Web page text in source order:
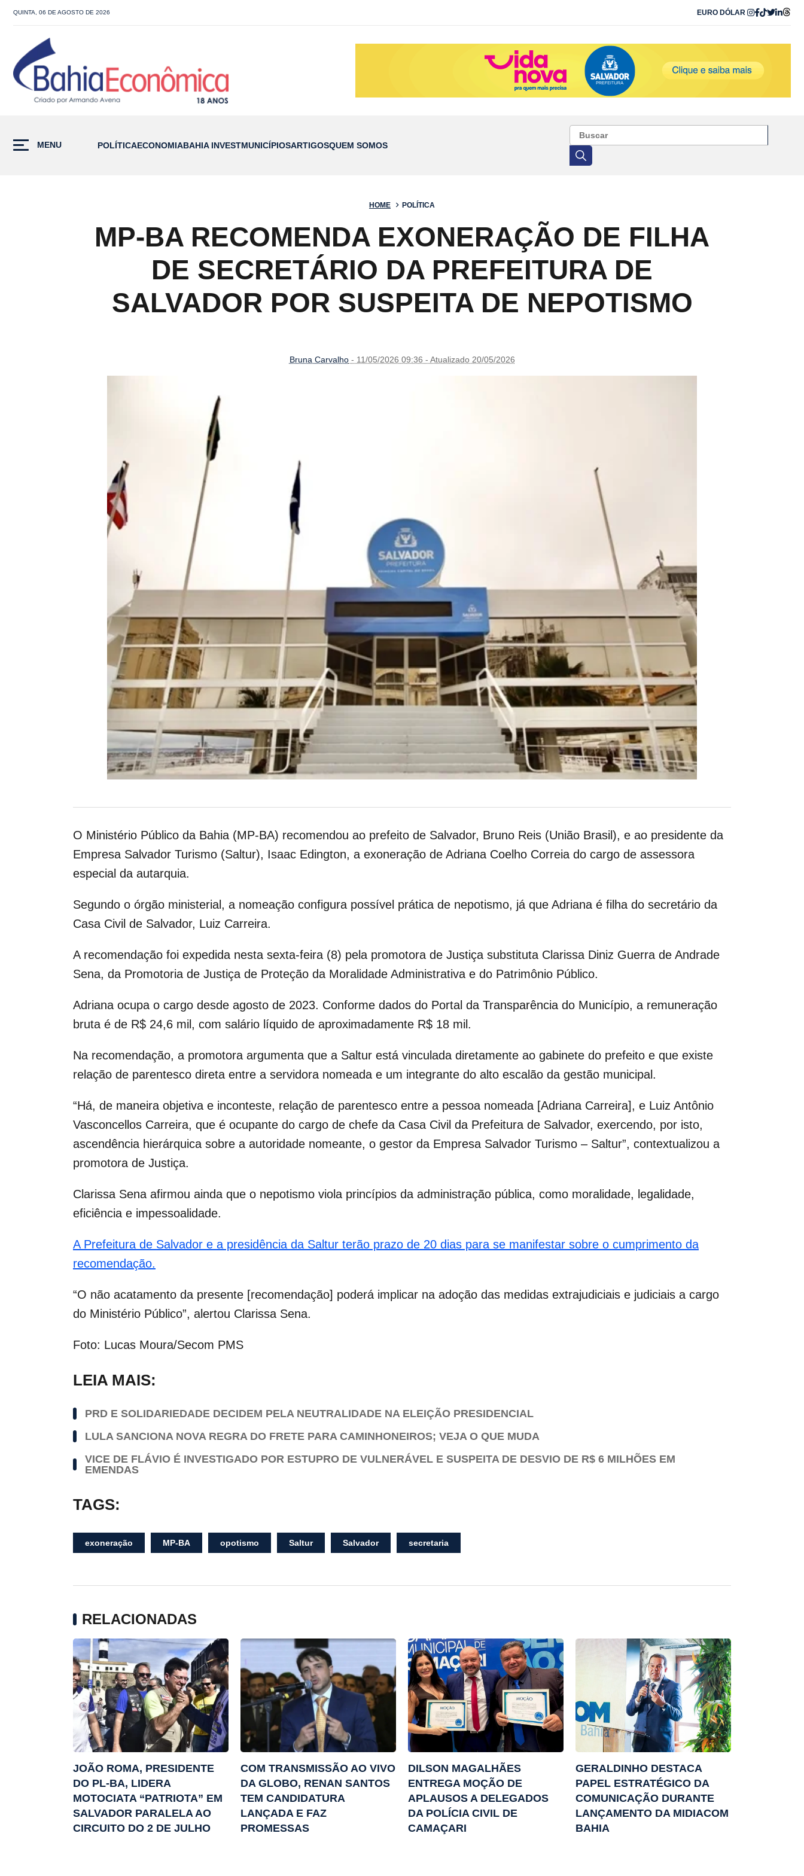
QUINTA, 06 DE AGOSTO DE 2026 EURO DÓLAR
MENU POLÍTICAECONOMIABAHIA INVESTMUNICÍPIOSARTIGOSQUEM SOMOS
HOME POLÍTICA
MP-BA RECOMENDA EXONERAÇÃO DE FILHA
DE SECRETÁRIO DA PREFEITURA DE
SALVADOR POR SUSPEITA DE NEPOTISMO
Bruna Carvalho- 11/05/2026 09:36 - Atualizado 20/05/2026
O Ministério Público da Bahia (MP-BA) recomendou ao prefeito de Salvador, Bruno Reis (União Brasil), e ao presidente da
Empresa Salvador Turismo (Saltur), Isaac Edington, a exoneração de Adriana Coelho Correia do cargo de assessora
especial da autarquia.
Segundo o órgão ministerial, a nomeação configura possível prática de nepotismo, já que Adriana é filha do secretário da
Casa Civil de Salvador, Luiz Carreira.
A recomendação foi expedida nesta sexta-feira (8) pela promotora de Justiça substituta Clarissa Diniz Guerra de Andrade
Sena, da Promotoria de Justiça de Proteção da Moralidade Administrativa e do Patrimônio Público.
Adriana ocupa o cargo desde agosto de 2023. Conforme dados do Portal da Transparência do Município, a remuneração
bruta é de R$ 24,6 mil, com salário líquido de aproximadamente R$ 18 mil.
Na recomendação, a promotora argumenta que a Saltur está vinculada diretamente ao gabinete do prefeito e que existe
relação de parentesco direta entre a servidora nomeada e um integrante do alto escalão da gestão municipal.
“Há, de maneira objetiva e inconteste, relação de parentesco entre a pessoa nomeada [Adriana Carreira], e Luiz Antônio
Vasconcellos Carreira, que é ocupante do cargo de chefe da Casa Civil da Prefeitura de Salvador, exercendo, por isto,
ascendência hierárquica sobre a autoridade nomeante, o gestor da Empresa Salvador Turismo – Saltur”, contextualizou a
promotora de Justiça.
Clarissa Sena afirmou ainda que o nepotismo viola princípios da administração pública, como moralidade, legalidade,
eficiência e impessoalidade.
A Prefeitura de Salvador e a presidência da Saltur terão prazo de 20 dias para se manifestar sobre o cumprimento da
recomendação.
“O não acatamento da presente [recomendação] poderá implicar na adoção das medidas extrajudiciais e judiciais a cargo
do Ministério Público”, alertou Clarissa Sena.
Foto: Lucas Moura/Secom PMS
LEIA MAIS:
PRD E SOLIDARIEDADE DECIDEM PELA NEUTRALIDADE NA ELEIÇÃO PRESIDENCIAL
LULA SANCIONA NOVA REGRA DO FRETE PARA CAMINHONEIROS; VEJA O QUE MUDA
VICE DE FLÁVIO É INVESTIGADO POR ESTUPRO DE VULNERÁVEL E SUSPEITA DE DESVIO DE R$ 6 MILHÕES EM
EMENDAS
TAGS:
exoneração MP-BA opotismo Saltur Salvador secretaria
RELACIONADAS
JOÃO ROMA, PRESIDENTE
DO PL-BA, LIDERA
MOTOCIATA “PATRIOTA” EM
SALVADOR PARALELA AO
CIRCUITO DO 2 DE JULHO
COM TRANSMISSÃO AO VIVO
DA GLOBO, RENAN SANTOS
TEM CANDIDATURA
LANÇADA E FAZ
PROMESSAS
DILSON MAGALHÃES
ENTREGA MOÇÃO DE
APLAUSOS A DELEGADOS
DA POLÍCIA CIVIL DE
CAMAÇARI
GERALDINHO DESTACA
PAPEL ESTRATÉGICO DA
COMUNICAÇÃO DURANTE
LANÇAMENTO DA MIDIACOM
BAHIA